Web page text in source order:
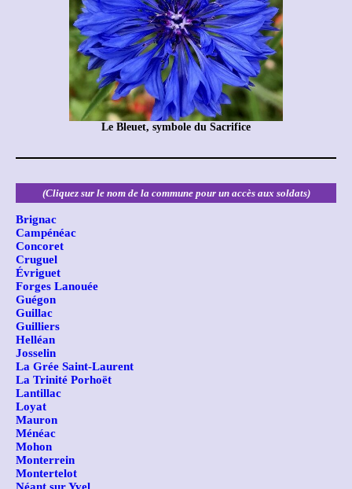
Le Bleuet, symbole du Sacrifice
(Cliquez sur le nom de la commune pour un accès aux soldats)
Brignac
Campénéac
Concoret
Cruguel
Évriguet
Forges Lanouée
Guégon
Guillac
Guilliers
Helléan
Josselin
La Grée Saint-Laurent
La Trinité Porhoët
Lantillac
Loyat
Mauron
Ménéac
Mohon
Monterrein
Montertelot